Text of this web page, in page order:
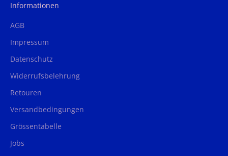
Informationen
AGB
Impressum
Datenschutz
Widerrufsbelehrung
Retouren
Versandbedingungen
Grössentabelle
Jobs